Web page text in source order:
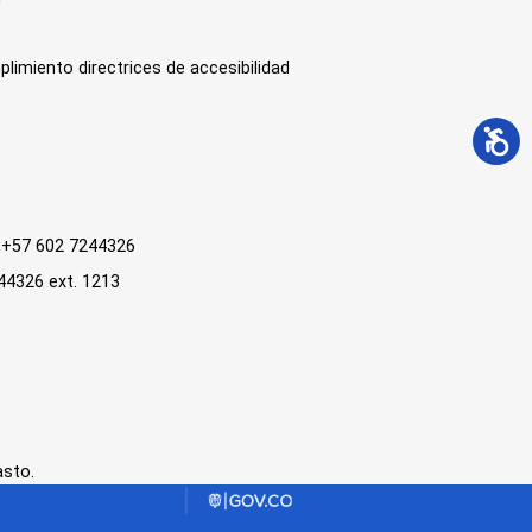
directrices de accesibilidad
602 7244326
ext. 1213